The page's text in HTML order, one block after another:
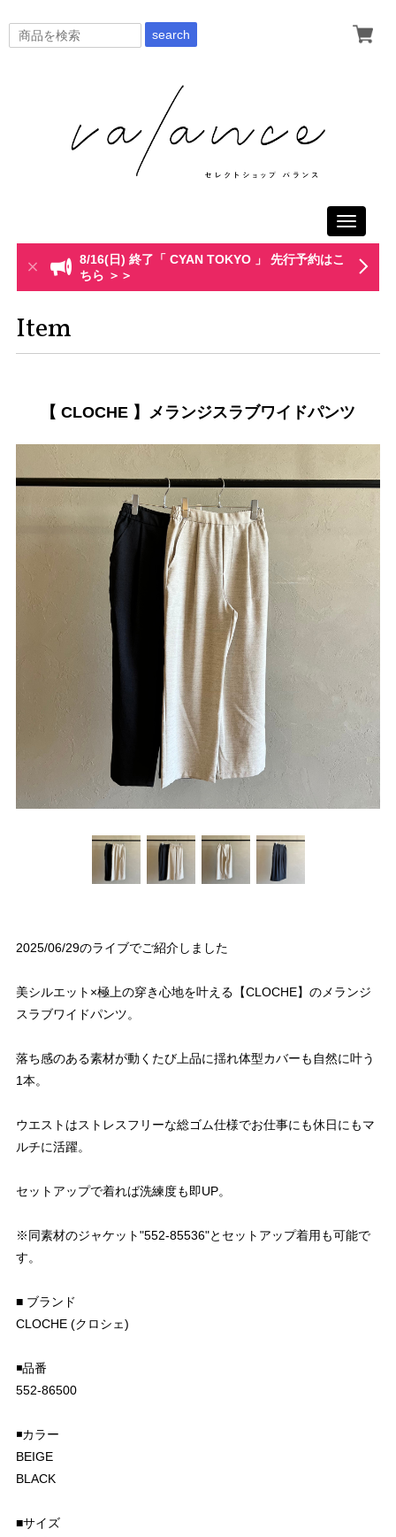
search
Toggle
8/16(日) 終了「 CYAN TOKYO 」 先行予約はこ
ちら ＞＞
Item
【 CLOCHE 】メランジスラブワイドパンツ
2025/06/29のライブでご紹介しました
美シルエット×極上の穿き心地を叶える【CLOCHE】のメランジ
スラブワイドパンツ。
落ち感のある素材が動くたび上品に揺れ体型カバーも自然に叶う
1本。
ウエストはストレスフリーな総ゴム仕様でお仕事にも休日にもマ
ルチに活躍。
セットアップで着れば洗練度も即UP。
※同素材のジャケット"552-85536"とセットアップ着用も可能で
す。
■ ブランド
CLOCHE (クロシェ)
◾️品番
552-86500
◾️カラー
BEIGE
BLACK
■サイズ